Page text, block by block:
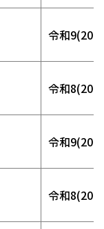
令和
令和
令和
令和